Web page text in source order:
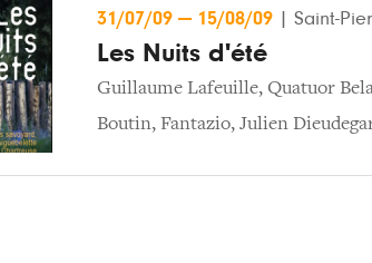
31/07/09 — 15/08/09 Saint-
Les Nuits d'été
Guillaume Lafeuille, Quatuor
Boutin, Fantazio, Julien